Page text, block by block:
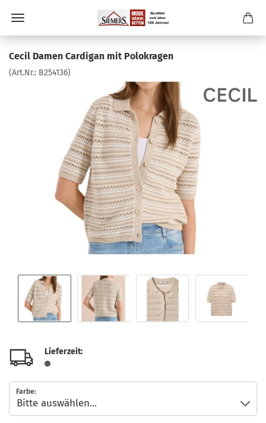
Cecil Damen Cardigan mit Polokragen
(Art.Nr.: B254136)
Lieferzeit:
Farbe: